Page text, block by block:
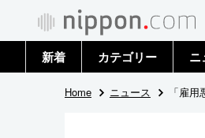
新着 カテゴリー
政治・外交
ニ
ト
Home ニュース 「雇